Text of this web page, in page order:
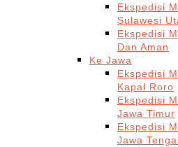
Ekspedisi
Sulawesi
Ekspedisi
Dan Aman
Ke Jawa
Ekspedisi
Kapal Roro
Ekspedisi
Jawa Timur
Ekspedisi
Jawa